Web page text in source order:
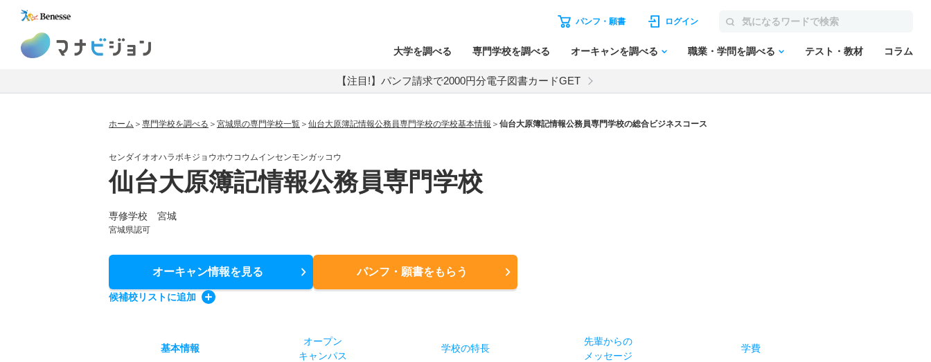
パンフ・願書 ログイン
大学を調べる 専門学校を調べる オーキャンを調べる 職業・学問を調べる テスト・教材 コラム
【注目!】パンフ請求で2000円分電子図書カードGET
ホーム 専門学校を調べる 宮城県の専門学校一覧 仙台大原簿記情報公務員専門学校の学校基本情報 仙台大原簿記情報公務員専門学校の総合ビジネスコース
センダイオオハラボキジョウホウコウムインセンモンガッコウ
仙台大原簿記情報公務員専門学校
専修学校 宮城
宮城県認可
オーキャン情報を見る パンフ・願書をもらう
候補校リストに追加
基本情報
オープン
キャンパス
学校の特長
先輩からの
メッセージ
学費